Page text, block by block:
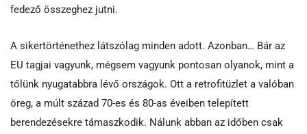
fedező összeghez jutni.
A sikertörténethez látszólag minden adott. Azonban… Bár az
EU tagjai vagyunk, mégsem vagyunk pontosan olyanok, mint a
tőlünk nyugatabbra lévő országok. Ott a retrofitüzlet a valóban
öreg, a múlt század 70-es és 80-as éveiben telepített
berendezésekre támaszkodik. Nálunk abban az időben csak